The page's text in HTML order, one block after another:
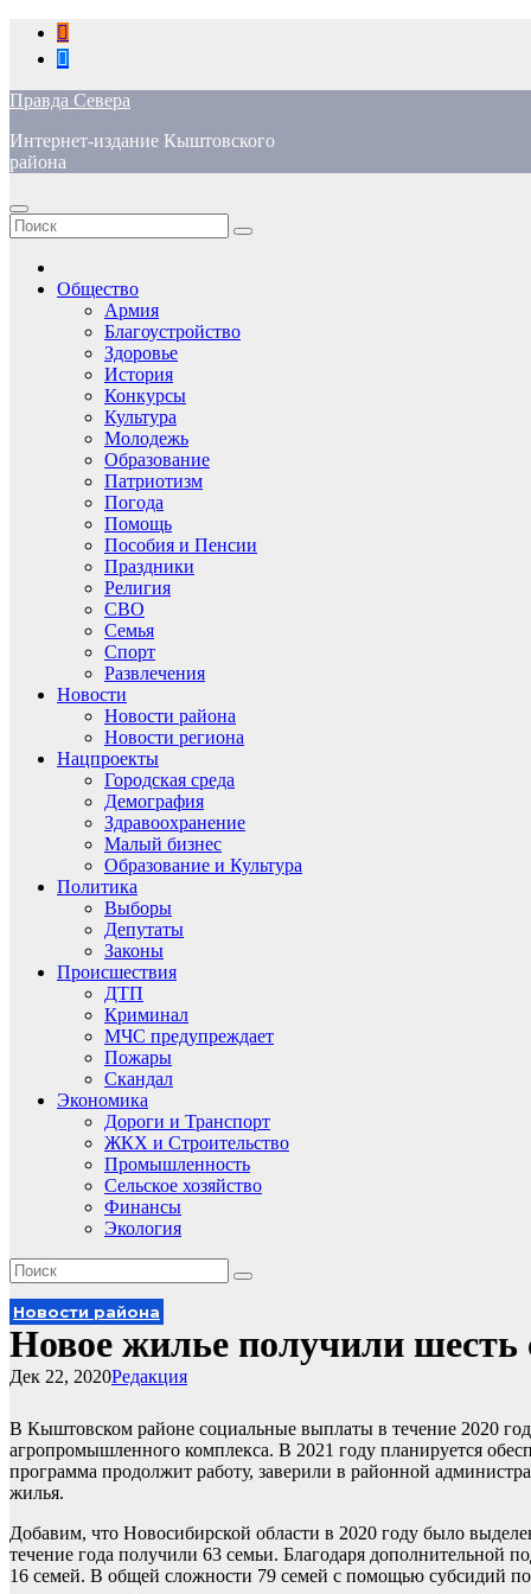
Перейти
содержимому
Правда Севера
Интернет-издание Кыштовского
района
Общество
Армия
Благоустройство
Здоровье
История
Конкурсы
Культура
Молодежь
Образование
Патриотизм
Погода
Помощь
Пособия и Пенсии
Праздники
Религия
СВО
Семья
Спорт
Развлечения
Новости
Новости района
Новости региона
Нацпроекты
Городская среда
Демография
Здравоохранение
Малый бизнес
Образование и Культура
Политика
Выборы
Депутаты
Законы
Происшествия
ДТП
Криминал
МЧС предупреждает
Пожары
Скандал
Экономика
Дороги и Транспорт
ЖКХ и Строительство
Промышленность
Сельское хозяйство
Финансы
Экология
Новости района
Новое жилье получили
Редакция
Дек 22, 2020
В Кыштовском районе социальные выплаты в течение 2020
агропромышленного комплекса. В 2021 году планируется
программа продолжит работу, заверили в районной
жилья.
Добавим, что Новосибирской области в 2020 году было
течение года получили 63 семьи. Благодаря дополнительной
16 семей. В общей сложности 79 семей с помощью субсидий